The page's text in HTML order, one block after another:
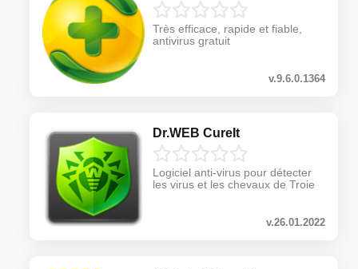
Très efficace, rapide et fiable,
antivirus gratuit
v.9.6.0.1364
Dr.WEB CureIt
Logiciel anti-virus pour détecter
les virus et les chevaux de Troie
v.26.01.2022